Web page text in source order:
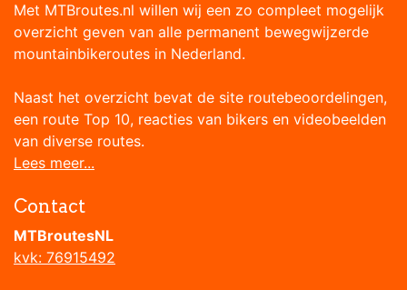
Met MTBroutes.nl willen wij een zo compleet mogelijk
overzicht geven van alle permanent bewegwijzerde
mountainbikeroutes in Nederland.
Naast het overzicht bevat de site routebeoordelingen,
een route Top 10, reacties van bikers en videobeelden
van diverse routes.
Lees meer...
Contact
MTBroutesNL
kvk: 76915492